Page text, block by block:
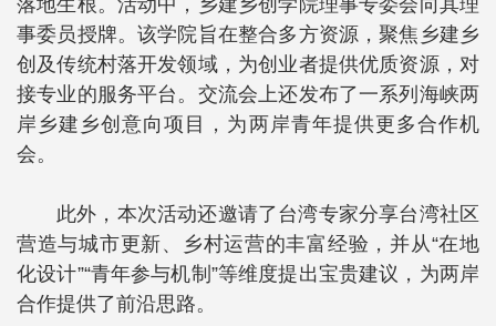
落地生根。活动中，乡建乡创学院理事专委会向其理
事委员授牌。该学院旨在整合多方资源，聚焦乡建乡
创及传统村落开发领域，为创业者提供优质资源，对
接专业的服务平台。交流会上还发布了一系列海峡两
岸乡建乡创意向项目，为两岸青年提供更多合作机
会。
此外，本次活动还邀请了台湾专家分享台湾社区
营造与城市更新、乡村运营的丰富经验，并从“在地
化设计”“青年参与机制”等维度提出宝贵建议，为两岸
合作提供了前沿思路。